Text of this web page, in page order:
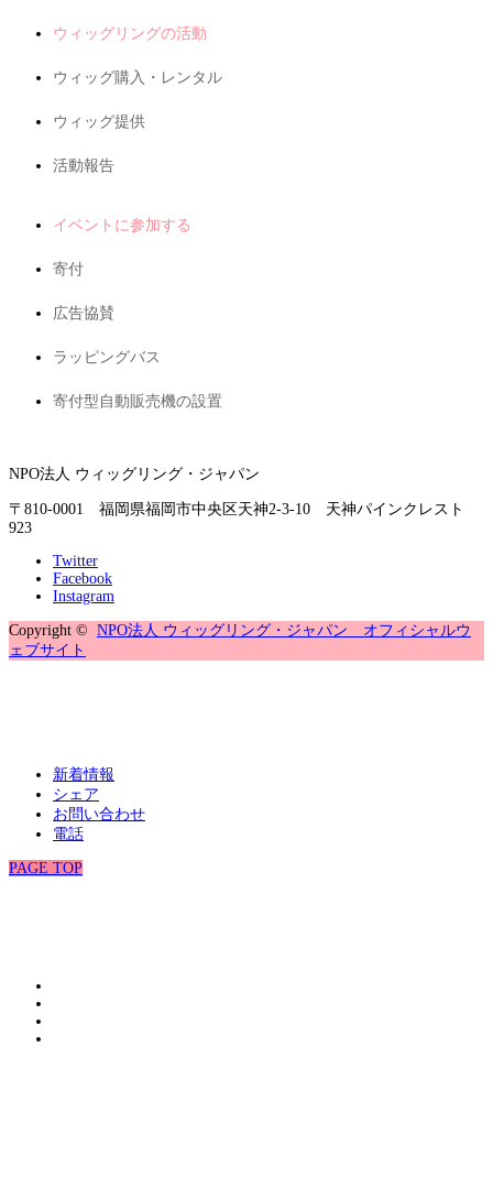
ウィッグリングの活動
ウィッグ購入・レンタル
ウィッグ提供
活動報告
イベントに参加する
寄付
広告協賛
ラッピングバス
寄付型自動販売機の設置
NPO法人 ウィッグリング・ジャパン
〒810-0001 福岡県福岡市中央区天神2-3-10 天神パインクレスト
923
Twitter
Facebook
Instagram
Copyright © NPO法人 ウィッグリング・ジャパン オフィシャルウ
ェブサイト
新着情報
シェア
お問い合わせ
電話
PAGE TOP